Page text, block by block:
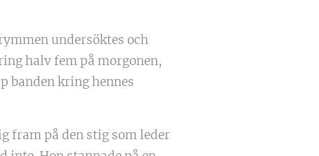
undersöktes och
halv fem på morgonen,
banden kring hennes
fram på den stig som leder